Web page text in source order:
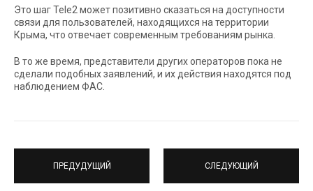
Это шаг Tele2 может позитивно сказаться на доступности
связи для пользователей, находящихся на территории
Крыма, что отвечает современным требованиям рынка.
В то же время, представители других операторов пока не
сделали подобных заявлений, и их действия находятся под
наблюдением ФАС.
ПРЕДУДУЩИЙ СЛЕДУЮЩИЙ